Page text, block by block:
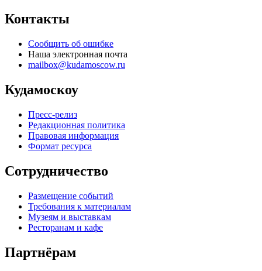
Контакты
Сообщить об ошибке
Наша электронная почта
mailbox@kudamoscow.ru
Кудамоскоу
Пресс-релиз
Редакционная политика
Правовая информация
Формат ресурса
Сотрудничество
Размещение событий
Требования к материалам
Музеям и выставкам
Ресторанам и кафе
Партнёрам